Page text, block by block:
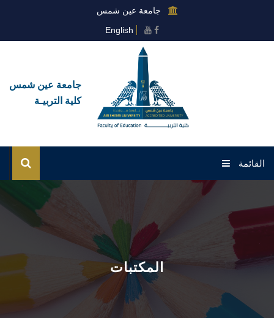
جامعة عين شمس
English
جامعة عين شمس
كلية التربيـة
القائمة
عن الكلية
القطاعات
الاقسام
المكتبات